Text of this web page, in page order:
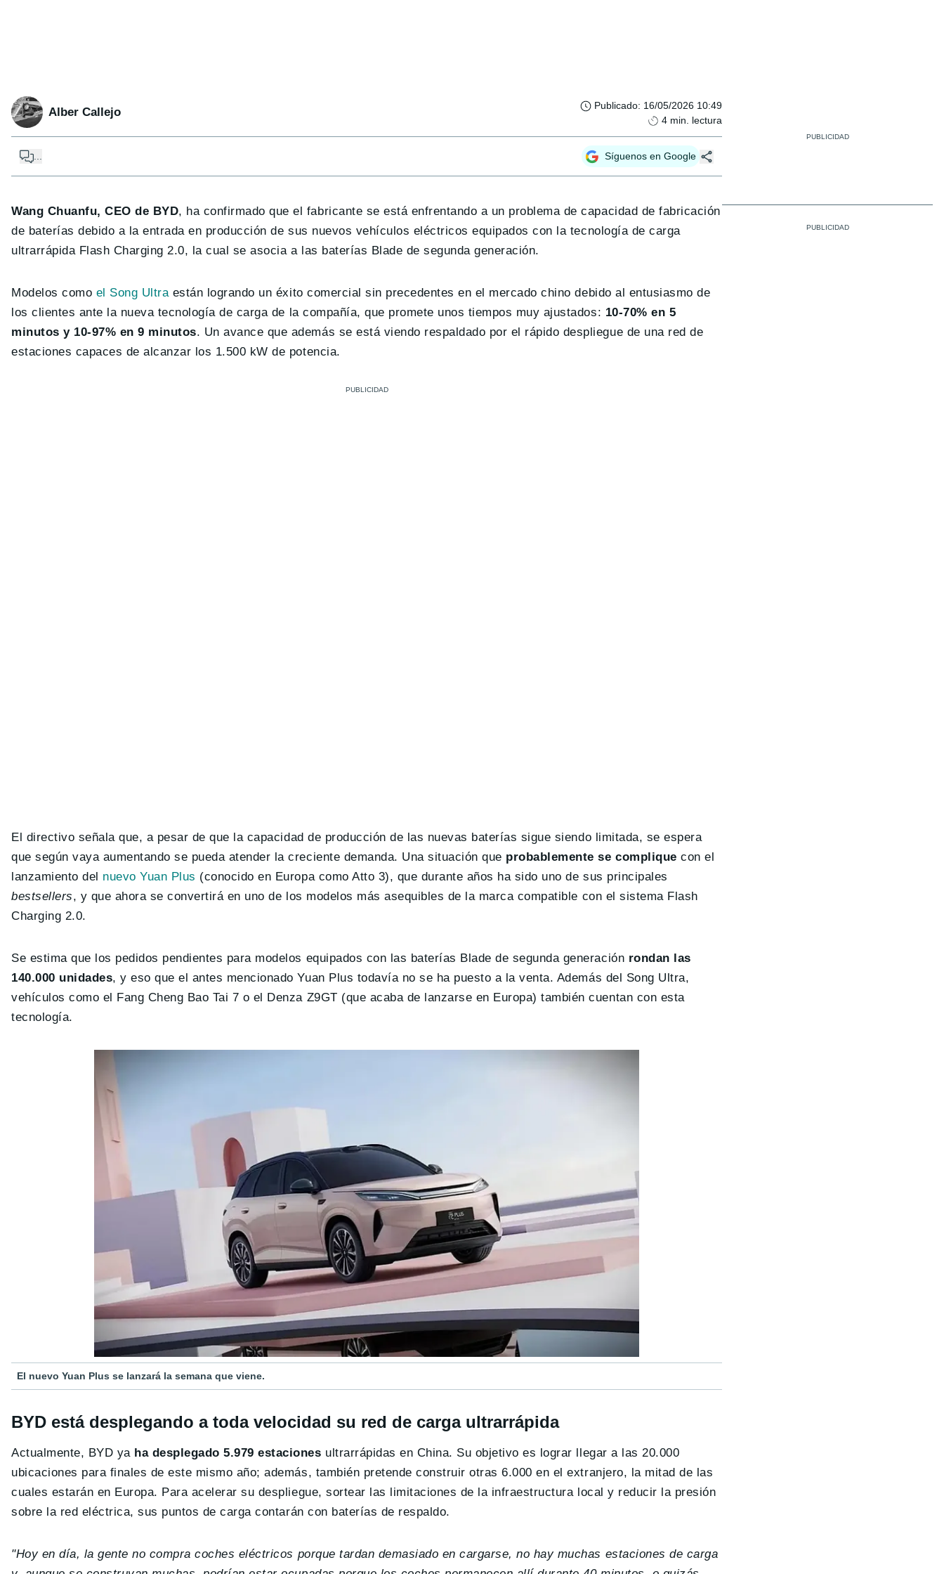
Alber Callejo Publicado: 16/05/2026 10:49
4 min. lectura
... Síguenos en Google
Wang Chuanfu, CEO de BYD, ha confirmado que el fabricante se está enfrentando a un problema de capacidad de fabricación
de baterías debido a la entrada en producción de sus nuevos vehículos eléctricos equipados con la tecnología de carga
ultrarrápida Flash Charging 2.0, la cual se asocia a las baterías Blade de segunda generación.
Modelos como el Song Ultraestán logrando un éxito comercial sin precedentes en el mercado chino debido al entusiasmo de
los clientes ante la nueva tecnología de carga de la compañía, que promete unos tiempos muy ajustados: 10-70% en 5
minutos y 10-97% en 9 minutos. Un avance que además se está viendo respaldado por el rápido despliegue de una red de
estaciones capaces de alcanzar los 1.500 kW de potencia.
El directivo señala que, a pesar de que la capacidad de producción de las nuevas baterías sigue siendo limitada, se espera
que según vaya aumentando se pueda atender la creciente demanda. Una situación que probablemente se complique con el
lanzamiento del nuevo Yuan Plus (conocido en Europa como Atto 3), que durante años ha sido uno de sus principales
bestsellers, y que ahora se convertirá en uno de los modelos más asequibles de la marca compatible con el sistema Flash
Charging 2.0.
Se estima que los pedidos pendientes para modelos equipados con las baterías Blade de segunda generación rondan las
140.000 unidades, y eso que el antes mencionado Yuan Plus todavía no se ha puesto a la venta. Además del Song Ultra,
vehículos como el Fang Cheng Bao Tai 7 o el Denza Z9GT (que acaba de lanzarse en Europa) también cuentan con esta
tecnología.
El nuevo Yuan Plus se lanzará la semana que viene.
BYD está desplegando a toda velocidad su red de carga ultrarrápida
Actualmente, BYD ya ha desplegado 5.979 estaciones ultrarrápidas en China. Su objetivo es lograr llegar a las 20.000
ubicaciones para finales de este mismo año; además, también pretende construir otras 6.000 en el extranjero, la mitad de las
cuales estarán en Europa. Para acelerar su despliegue, sortear las limitaciones de la infraestructura local y reducir la presión
sobre la red eléctrica, sus puntos de carga contarán con baterías de respaldo.
"Hoy en día, la gente no compra coches eléctricos porque tardan demasiado en cargarse, no hay muchas estaciones de carga